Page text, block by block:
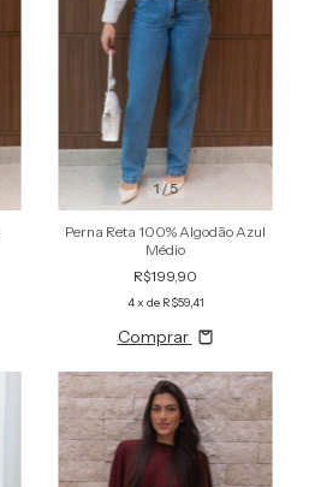
1 /5
Perna Reta 100% Algodão Azul
Médio
R$199,90
4x de R$59,41
Comprar